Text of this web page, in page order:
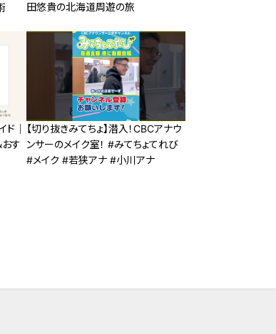
田悠貴の北海道周遊の旅
｜
す
【切り抜きみてちょ】潜入！CBCアナウ
ンサーのメイク室！ #みてちょてれび
#メイク #若狭アナ #小川アナ